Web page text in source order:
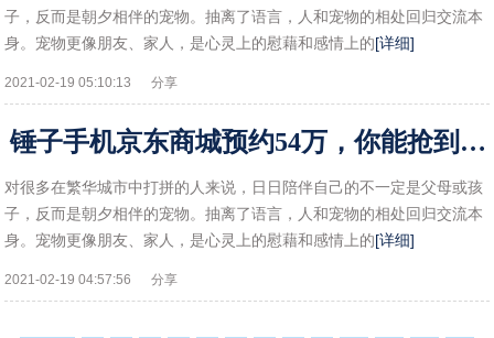
子，反而是朝夕相伴的宠物。抽离了语言，人和宠物的相处回归交流本
身。宠物更像朋友、家人，是心灵上的慰藉和感情上的[详细]
2021-02-19 05:10:13 分享
锤子手机京东商城预约54万，你能抢到吗？!
对很多在繁华城市中打拼的人来说，日日陪伴自己的不一定是父母或孩
子，反而是朝夕相伴的宠物。抽离了语言，人和宠物的相处回归交流本
身。宠物更像朋友、家人，是心灵上的慰藉和感情上的[详细]
2021-02-19 04:57:56 分享